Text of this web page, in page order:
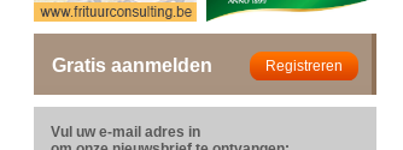
Gratis aanmelden
Vul uw e-mail adres in